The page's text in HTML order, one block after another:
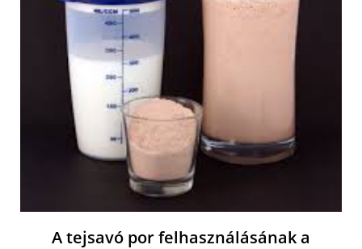
A tejsavó por felhasználásának a